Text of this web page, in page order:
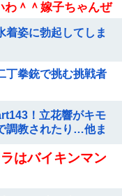
わ＾＾嫁子ちゃんぜ
ド。断るのって非
着姿に勃起してしま
丁拳銃で挑む挑戦者
！立花響がキモ
調教されたり…他ま
はバイキンマン